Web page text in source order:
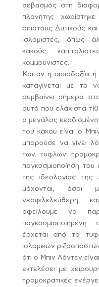
σεβασμός στη
πλανήτης
άπιστους Δυτικούς
ισλαμιστές, όπως
κακούς
κομμουνιστές.
Και αν η αισιοδοξία
καταγίνεται με το
συμβαίνει σήμερα
αυτό που ελάχιστα
ο μεγάλος
του κακού είναι ο
μπορούσε να γίνει
των τυφλών
παγκοσμιοποίηση του
της ιδεολογίας
μάχονται, όσοι
νεοφιλελεύθερη,
οφείλουμε να
έρχεται από τα
ισλαμικών
ότι ο Μπιν Λάντεν
εκτελέσει με
τρομοκρατικές